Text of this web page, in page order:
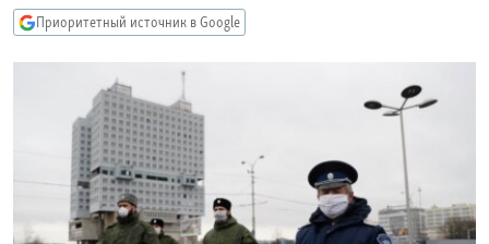
Вернутся
КАВКАЗ.РЕАЛИИ
СЕВЕР.РЕАЛИИ
СИБИРЬ.РЕАЛИИ
РАСПИСАНИЕ ВЕЩАНИЯ
ПОДПИШИТЕСЬ НА РАССЫЛКУ
Приоритетный источник в Google